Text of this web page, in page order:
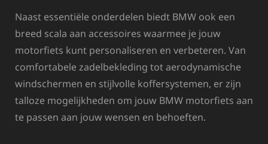
Naast essentiële onderdelen biedt BMW ook een
breed scala aan accessoires waarmee je jouw
motorfiets kunt personaliseren en verbeteren. Van
comfortabele zadelbekleding tot aerodynamische
windschermen en stijlvolle koffersystemen, er zijn
talloze mogelijkheden om jouw BMW motorfiets aan
te passen aan jouw wensen en behoeften.